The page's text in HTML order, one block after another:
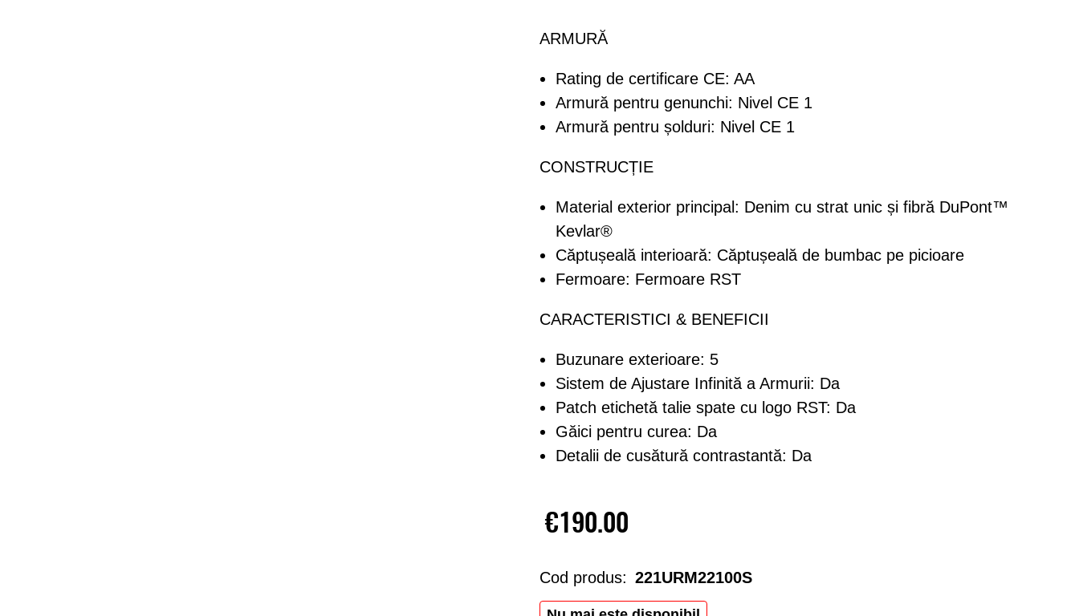
ARMURĂ
Rating de certificare CE: AA
Armură pentru genunchi: Nivel CE 1
Armură pentru șolduri: Nivel CE 1
CONSTRUCȚIE
Material exterior principal: Denim cu strat unic și fibră DuPont™
Kevlar®
Căptușeală interioară: Căptușeală de bumbac pe picioare
Fermoare: Fermoare RST
CARACTERISTICI & BENEFICII
Buzunare exterioare: 5
Sistem de Ajustare Infinită a Armurii: Da
Patch etichetă talie spate cu logo RST: Da
Găici pentru curea: Da
Detalii de cusătură contrastantă: Da
€190.00
Cod produs: 221URM22100S